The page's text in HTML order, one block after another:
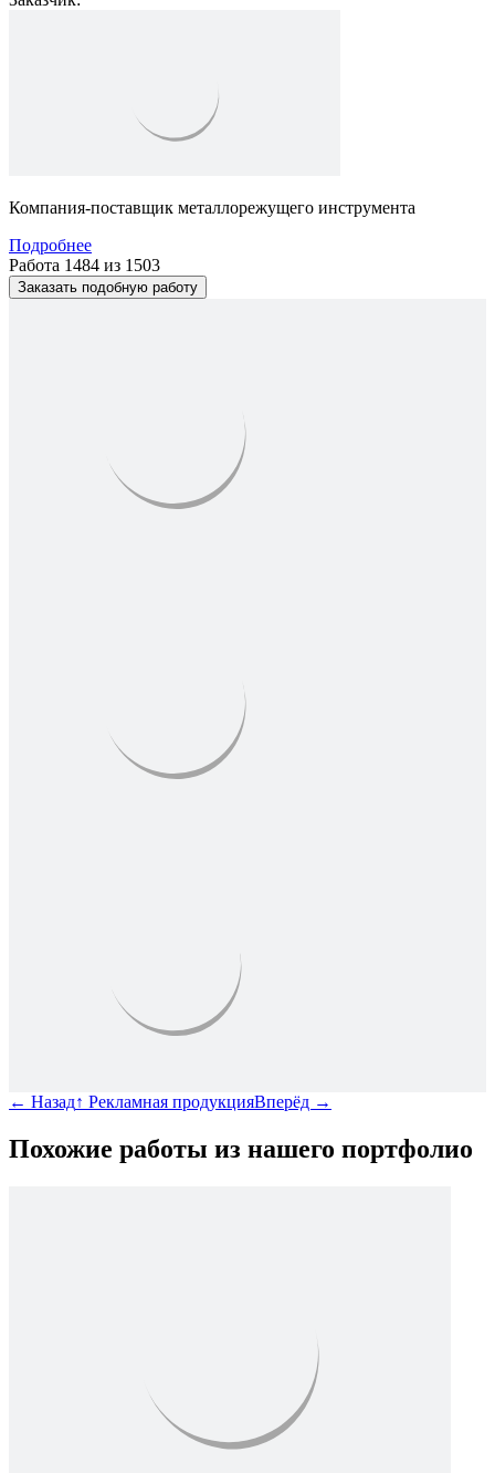
Компания-поставщик металлорежущего инструмента
Подробнее
Работа 1484 из 1503
Заказать подобную работу
← Назад↑ Рекламная продукцияВперёд →
Похожие работы из нашего портфолио